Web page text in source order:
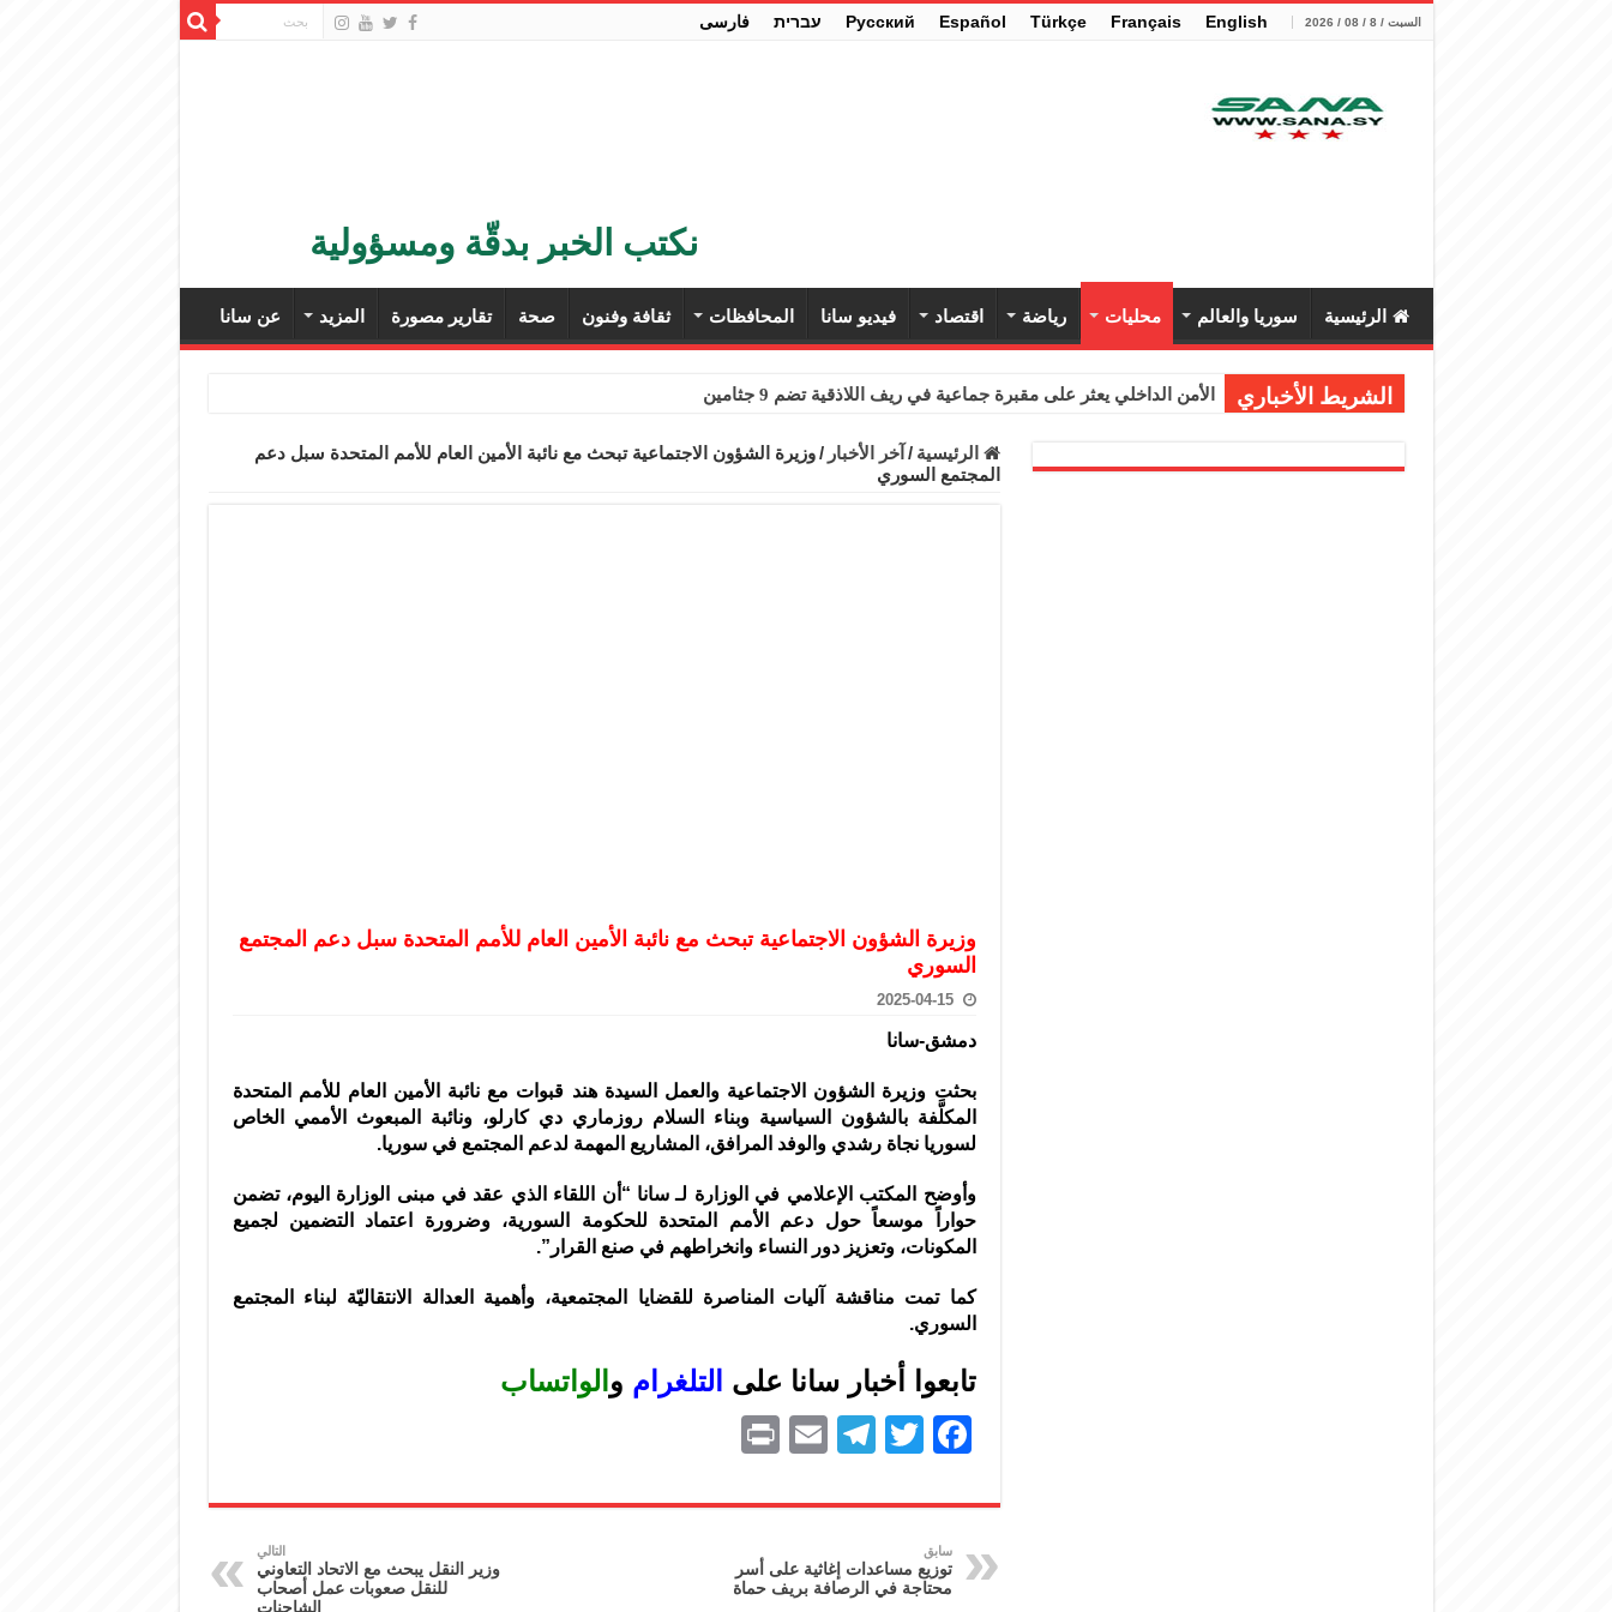
السبت / 8 / 08 / 2026 English
Français
Türkçe
Español
Pусский עברית فارسی
نكتب الخبر بدقّة ومسؤولية
الرئيسية سوريا والعالم محليات رياضة اقتصاد فيديو سانا المحافظات ثقافة وفنون صحة تقارير مصورة المزيد عن سانا
الشريط الأخباري الأمن الداخلي يعثر على مقبرة جماعية في ريف اللاذقية تضم 9 جثامين
برنية: مرسوم بإعفاء مستهلكي الكهرباء المنزلية والتجارية والصناعية من الرسوم
الرئيسية / آخر الأخبار / وزيرة الشؤون الاجتماعية تبحث مع نائبة الأمين العام للأمم المتحدة سبل ‏دعم
المجتمع السوري
وزيرة الشؤون الاجتماعية تبحث مع نائبة الأمين العام للأمم المتحدة سبل ‏دعم المجتمع
السوري
2025-04-15
دمشق-سانا
بحثت وزيرة الشؤون الاجتماعية والعمل السيدة هند قبوات مع نائبة الأمين العام ‏للأمم المتحدة
المكلَّفة بالشؤون السياسية وبناء السلام روزماري دي ‏كارلو، ونائبة المبعوث الأممي الخاص
لسوريا نجاة رشدي والوفد المرافق، ‏المشاريع المهمة لدعم المجتمع في سوريا.
وأوضح المكتب الإعلامي في الوزارة لـ سانا “أن اللقاء الذي عقد في مبنى الوزارة اليوم، تضمن
حواراً موسعاً حول دعم ‏الأمم المتحدة للحكومة السورية، وضرورة اعتماد التضمين لجميع
المكونات، ‏وتعزيز دور النساء وانخراطهم في صنع القرار”.
كما تمت مناقشة آليات المناصرة للقضايا المجتمعية، وأهمية العدالة الانتقاليّة ‏لبناء المجتمع
السوري.
تابعوا أخبار سانا على لتلغرام و الواتساب
F
c
e
b
T
itt
er
T
e
gr
a
E
ai
l
nt
سابق
توزيع مساعدات إغاثية على أسر
محتاجة في الرصافة بريف حماة
التالي
وزير النقل يبحث مع الاتحاد التعاوني
للنقل صعوبات عمل أصحاب
الشاحنات